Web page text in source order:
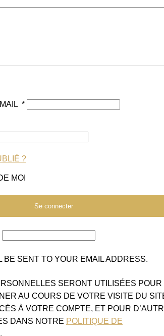
*
?
MOI
Se connecter
BE SENT TO YOUR EMAIL ADDRESS.
SERONT UTILISÉES POUR
AU COURS DE VOTRE VISITE DU
À VOTRE COMPTE, ET POUR
DANS NOTRE POLITIQUE DE
.